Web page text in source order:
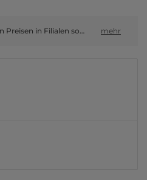
Online-Preise können von den Preisen in Filialen sowie Shop-in-Shop-Flächen abweichen. mehr